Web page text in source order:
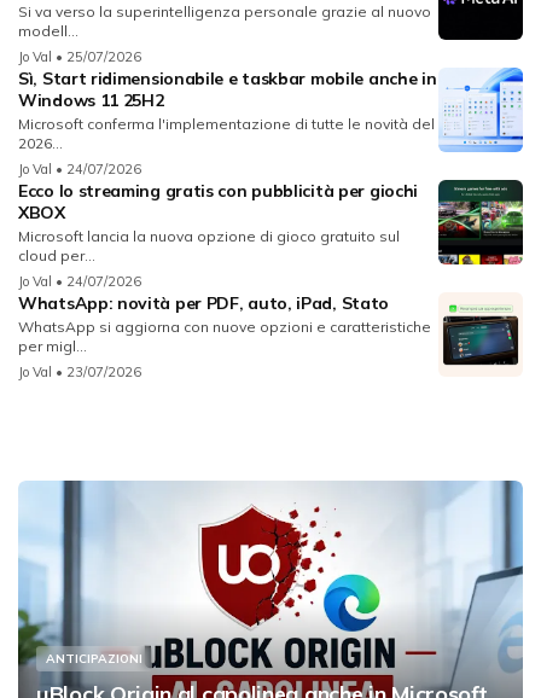
Si va verso la superintelligenza personale grazie al nuovo
modell...
Jo Val • 25/07/2026
Sì, Start ridimensionabile e taskbar mobile anche in
Windows 11 25H2
Microsoft conferma l'implementazione di tutte le novità del
2026...
Jo Val • 24/07/2026
Ecco lo streaming gratis con pubblicità per giochi
XBOX
Microsoft lancia la nuova opzione di gioco gratuito sul
cloud per...
Jo Val • 24/07/2026
WhatsApp: novità per PDF, auto, iPad, Stato
WhatsApp si aggiorna con nuove opzioni e caratteristiche
per migl...
Jo Val • 23/07/2026
ANTICIPAZIONI